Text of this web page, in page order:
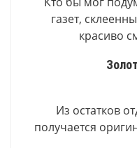
газет,
красиво
Из остатков
получается